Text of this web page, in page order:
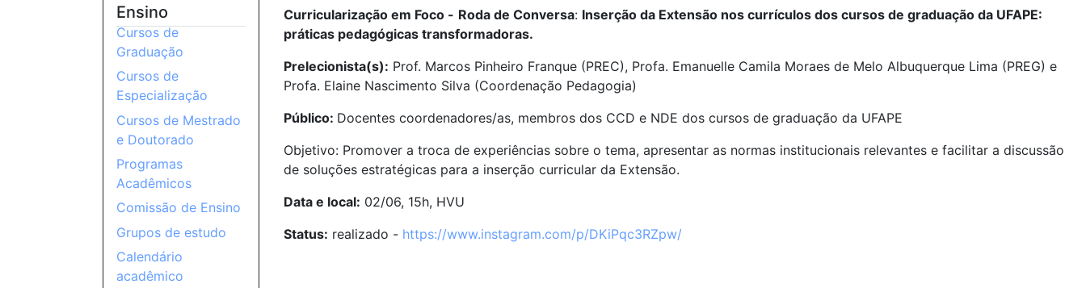
Curricularização em Foco - Roda de Conversa: Inserção da Extensão nos currículos dos cursos de graduação da UFAPE:
práticas pedagógicas transformadoras.
Prelecionista(s): Prof. Marcos Pinheiro Franque (PREC), Profa. Emanuelle Camila Moraes de Melo Albuquerque Lima (PREG) e
Profa. Elaine Nascimento Silva (Coordenação Pedagogia)
Público: Docentes coordenadores/as, membros dos CCD e NDE dos cursos de graduação da UFAPE
Objetivo: Promover a troca de experiências sobre o tema, apresentar as normas institucionais relevantes e facilitar a discussão
de soluções estratégicas para a inserção curricular da Extensão.
Data e local: 02/06, 15h, HVU
Status: realizado - https://www.instagram.com/p/DKiPqc3RZpw/
Ensino
Cursos de
Graduação
Cursos de
Especialização
Cursos de Mestrado
e Doutorado
Programas
Acadêmicos
Comissão de Ensino
Grupos de estudo
Calendário
acadêmico